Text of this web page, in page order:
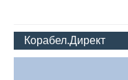
Корабел.Директ